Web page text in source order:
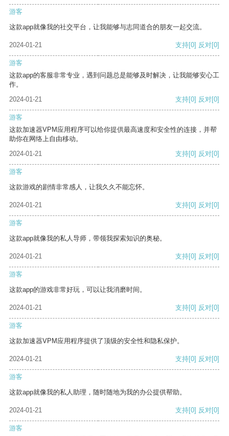
游客
这款app就像我的社交平台，让我能够与志同道合的朋友一起交流。
2024-01-21 支持[0] 反对[0]
游客
这款app的客服非常专业，遇到问题总是能够及时解决，让我能够安心工
作。
2024-01-21
支持[0] 反对[0]
游客
这款加速器VPM应用程序可以给你提供最高速度和安全性的连接，并帮
助你在网络上自由移动。
2024-01-21
支持[0] 反对[0]
游客
这款游戏的剧情非常感人，让我久久不能忘怀。
2024-01-21 支持[0] 反对[0]
游客
这款app就像我的私人导师，带领我探索知识的奥秘。
2024-01-21 支持[0] 反对[0]
游客
这款app的游戏非常好玩，可以让我消磨时间。
2024-01-21 支持[0] 反对[0]
游客
这款加速器VPM应用程序提供了顶级的安全性和隐私保护。
2024-01-21 支持[0] 反对[0]
游客
这款app就像我的私人助理，随时随地为我的办公提供帮助。
2024-01-21 支持[0] 反对[0]
游客